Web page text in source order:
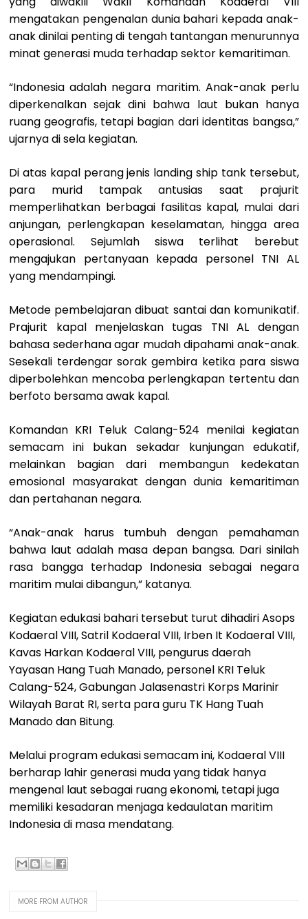
mengatakan pengenalan dunia bahari kepada anak-
anak dinilai penting di tengah tantangan menurunnya
minat generasi muda terhadap sektor kemaritiman.
“Indonesia adalah negara maritim. Anak-anak perlu
diperkenalkan sejak dini bahwa laut bukan hanya
ruang geografis, tetapi bagian dari identitas bangsa,”
ujarnya di sela kegiatan.
Di atas kapal perang jenis landing ship tank tersebut,
para murid tampak antusias saat prajurit
memperlihatkan berbagai fasilitas kapal, mulai dari
anjungan, perlengkapan keselamatan, hingga area
operasional. Sejumlah siswa terlihat berebut
mengajukan pertanyaan kepada personel TNI AL
yang mendampingi.
Metode pembelajaran dibuat santai dan komunikatif.
Prajurit kapal menjelaskan tugas TNI AL dengan
bahasa sederhana agar mudah dipahami anak-anak.
Sesekali terdengar sorak gembira ketika para siswa
diperbolehkan mencoba perlengkapan tertentu dan
berfoto bersama awak kapal.
Komandan KRI Teluk Calang-524 menilai kegiatan
semacam ini bukan sekadar kunjungan edukatif,
melainkan bagian dari membangun kedekatan
emosional masyarakat dengan dunia kemaritiman
dan pertahanan negara.
“Anak-anak harus tumbuh dengan pemahaman
bahwa laut adalah masa depan bangsa. Dari sinilah
rasa bangga terhadap Indonesia sebagai negara
maritim mulai dibangun,” katanya.
Kegiatan edukasi bahari tersebut turut dihadiri Asops
Kodaeral VIII, Satril Kodaeral VIII, Irben It Kodaeral VIII,
Kavas Harkan Kodaeral VIII, pengurus daerah
Yayasan Hang Tuah Manado, personel KRI Teluk
Calang-524, Gabungan Jalasenastri Korps Marinir
Wilayah Barat RI, serta para guru TK Hang Tuah
Manado dan Bitung.
Melalui program edukasi semacam ini, Kodaeral VIII
berharap lahir generasi muda yang tidak hanya
mengenal laut sebagai ruang ekonomi, tetapi juga
memiliki kesadaran menjaga kedaulatan maritim
Indonesia di masa mendatang.
MORE FROM AUTHOR